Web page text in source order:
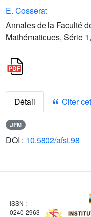
E. Cosserat
Annales de la Faculté
Mathématiques, Série
Détail Citer
JFM
DOI : 10.5802/afst.98
ISSN :
0240-2963